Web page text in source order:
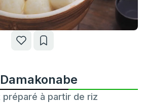
à partir de riz